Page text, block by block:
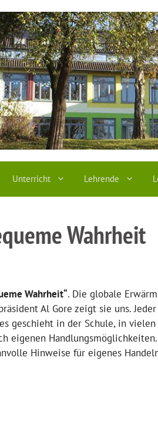
Unterricht Lehrende
Wahrheit
Wahrheit“. Die globale
Al Gore zeigt sie uns.
geschieht in der Schule, in
eigenen
Hinweise für eigenes